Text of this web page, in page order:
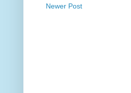
Newer Post